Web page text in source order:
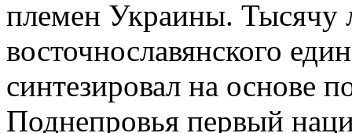
племен Украины. Тысячу
восточнославянского
синтезировал на основе
Поднепровья первый